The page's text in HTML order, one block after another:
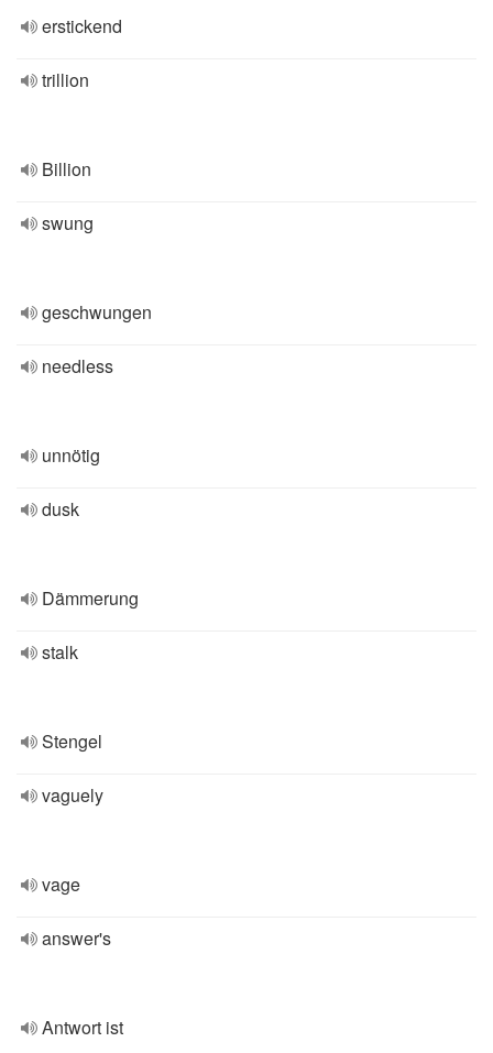
erstickend
trillion
Billion
swung
geschwungen
needless
unnötig
dusk
Dämmerung
stalk
Stengel
vaguely
vage
answer's
Antwort ist